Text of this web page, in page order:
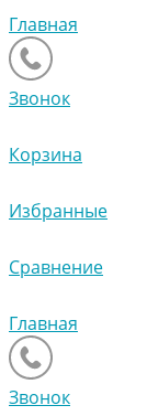
Главная
Звонок
Корзина
Избранные
Сравнение
Главная
Звонок